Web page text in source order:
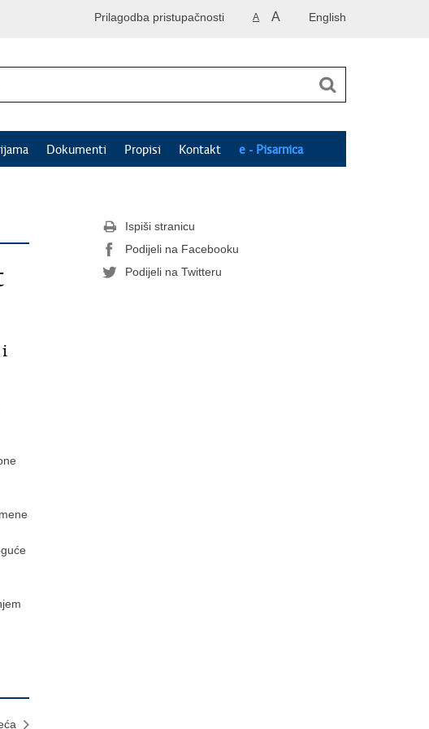
English
A A
Prilagodba pristupačnosti
Dokumenti Propisi Kontakt e - Pisarnica
i
Ispiši stranicu
Podijeli na Facebooku
Podijeli na Twitteru